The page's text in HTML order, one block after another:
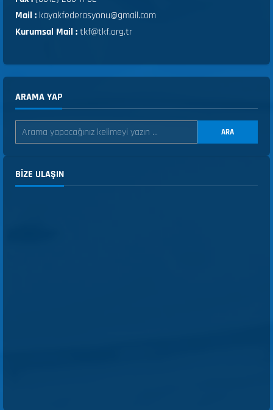
Mail : kayakfederasyonu@gmail.com
Kurumsal Mail :tkf@tkf.org.tr
ARAMA YAP
ARA
BIZE ULAŞIN